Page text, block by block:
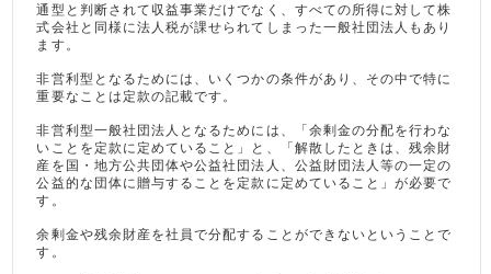
通型と判断されて収益事業だけでなく、すべての所得に対して株
式会社と同様に法人税が課せられてしまった一般社団法人もあり
ます。
非営利型となるためには、いくつかの条件があり、その中で特に
重要なことは定款の記載です。
非営利型一般社団法人となるためには、「余剰金の分配を行わな
いことを定款に定めていること」と、「解散したときは、残余財
産を国・地方公共団体や公益社団法人、公益財団法人等の一定の
公益的な団体に贈与することを定款に定めていること」が必要で
す。
余剰金や残余財産を社員で分配することができないということで
す。